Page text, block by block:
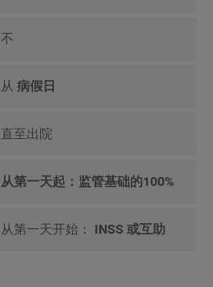
不
从 病假日
直至出院
从第一天起：监管基础的100%
从第一天开始： INSS 或互助